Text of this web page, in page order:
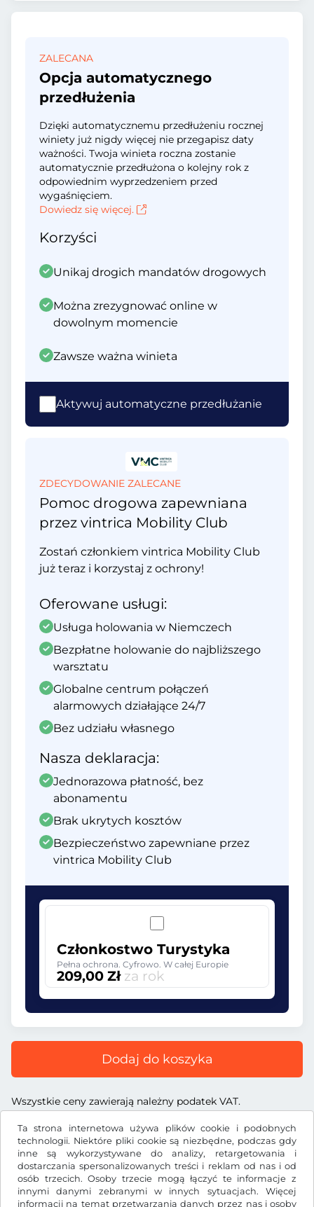
Ta strona internetowa używa plików cookie i podobnych
technologii. Niektóre pliki cookie są niezbędne, podczas gdy
inne są wykorzystywane do analizy, retargetowania i
dostarczania spersonalizowanych treści i reklam od nas i od
osób trzecich. Osoby trzecie mogą łączyć te informacje z
innymi danymi zebranymi w innych sytuacjach. Więcej
informacji na temat przetwarzania danych przez nas i osoby
ZALECANA
Opcja automatycznego
przedłużenia
Dzięki automatycznemu przedłużeniu rocznej
winiety już nigdy więcej nie przegapisz daty
ważności. Twoja winieta roczna zostanie
automatycznie przedłużona o kolejny rok z
odpowiednim wyprzedzeniem przed
wygaśnięciem.
Dowiedz się więcej.
Korzyści
Unikaj drogich mandatów drogowych
Można zrezygnować online w
dowolnym momencie
Zawsze ważna winieta
Aktywuj automatyczne przedłużanie
ZDECYDOWANIE ZALECANE
Pomoc drogowa zapewniana
przez vintrica Mobility Club
Zostań członkiem vintrica Mobility Club
już teraz i korzystaj z ochrony!
Oferowane usługi:
Usługa holowania w Niemczech
Bezpłatne holowanie do najbliższego
warsztatu
Globalne centrum połączeń
alarmowych działające 24/7
Bez udziału własnego
Nasza deklaracja:
Jednorazowa płatność, bez
abonamentu
Brak ukrytych kosztów
Bezpieczeństwo zapewniane przez
vintrica Mobility Club
Członkostwo Turystyka
Pełna ochrona. Cyfrowo. W całej Europie
209,00 Zł za rok
Dodaj do koszyka
Wszystkie ceny zawierają należny podatek VAT.
ZłPLN